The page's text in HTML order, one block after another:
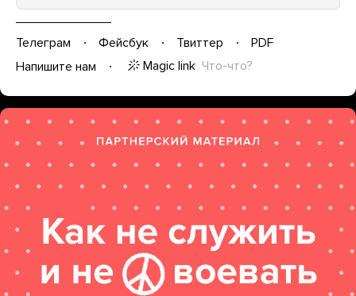
Телеграм Фейсбук Твиттер
PDF
Напишите нам
Magic link Что-что?